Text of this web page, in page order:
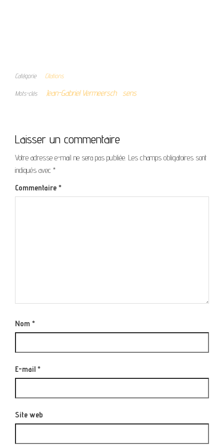
Catégorie Citations
Mots-clés Jean-Gabriel Vermeersch sens
Laisser un commentaire
Votre adresse e-mail ne sera pas publiée. Les champs obligatoires sont
indiqués avec *
Commentaire *
Nom *
E-mail *
Site web